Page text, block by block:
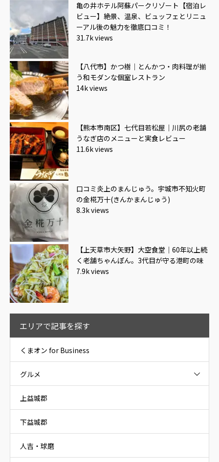
亀の井ホテル阿蘇パークリゾート【宿泊レ
ビュー】絶景、温泉、ビュッフェとリニュ
ーアル後の魅力を徹底口コミ！
31.7k views
【八代市】かつ樹｜とんかつ・肉料理が揃
う和モダンな個室レストラン
14k views
【熊本市南区】七代目若松屋｜川尻の老舗
うなぎ店のメニューと実食レビュー
11.6k views
口コミ炎上のまんじゅう。宇城市不知火町
の金椛万十(きんかまんじゅう)
8.3k views
【上天草市大矢野】大空食堂｜60年以上続
く老舗ちゃんぽん。3代目が守る港町の味
7.9k views
エリアで記事を探す
くまオン for Business
グルメ
上益城郡
下益城郡
人吉・球磨